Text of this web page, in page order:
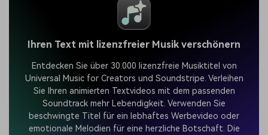
Ihren Text mit lizenzfreier Musik verschönern
Entdecken Sie über 30.000 lizenzfreie Musiktitel von
Universal Music for Creators und Soundstripe. Verleihen
Sie Ihren animierten Textvideos mit dem passenden
Soundtrack mehr Lebendigkeit. Verwenden Sie
beschwingte Titel für ein lebhaftes Werbevideo oder
emotionale Melodien für eine herzliche Botschaft. Die